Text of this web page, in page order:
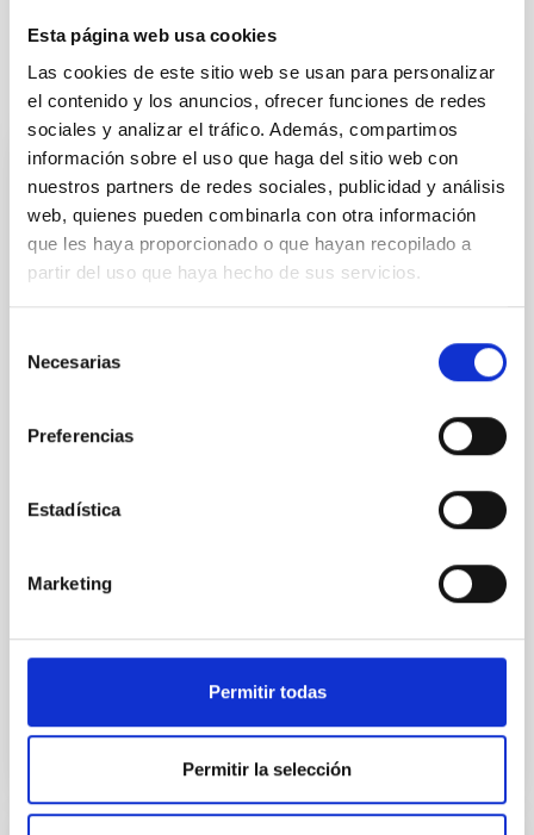
Esta página web usa cookies
Las cookies de este sitio web se usan para personalizar
el contenido y los anuncios, ofrecer funciones de redes
sociales y analizar el tráfico. Además, compartimos
información sobre el uso que haga del sitio web con
nuestros partners de redes sociales, publicidad y análisis
web, quienes pueden combinarla con otra información
que les haya proporcionado o que hayan recopilado a
partir del uso que haya hecho de sus servicios.
Necesarias
Preferencias
Estadística
Marketing
Permitir todas
Permitir la selección
It may interest you
PRESS RELEASE
El Lehendakari, Imanol Pradales, y el
presidente de Canarias, Fernando Clavijo,
visitan el Observatorio del Teide, del
Instituto de Astrofísica de Canarias
El Lehendakari del Gobierno Vasco, Imanol Pradales
del Observatorio del Teide del Instituto de Astrofísica
estado acompañado por personal científico y técnico.
Esta visita subraya el interés y la apuesta compartida
colaboración en proyectos de alta tecnología como
los que abandera el IAC desde Canarias. Con dos de